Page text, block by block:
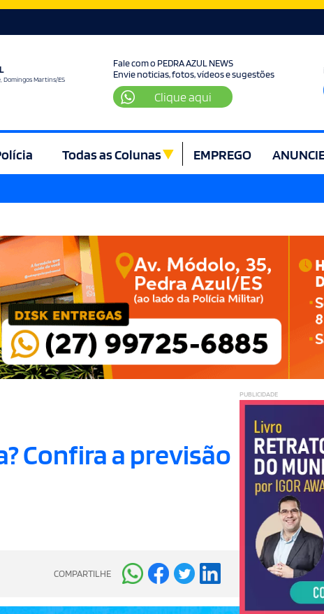
Domingos Martins/ES
Fale com o PEDRA AZUL NEWS
Envie noticias, fotos, vídeos e sugestões
Clique aqui
Todas as Colunas EMPREGO
Confira a previsão
COMPARTILHE
PUBLICIDADE